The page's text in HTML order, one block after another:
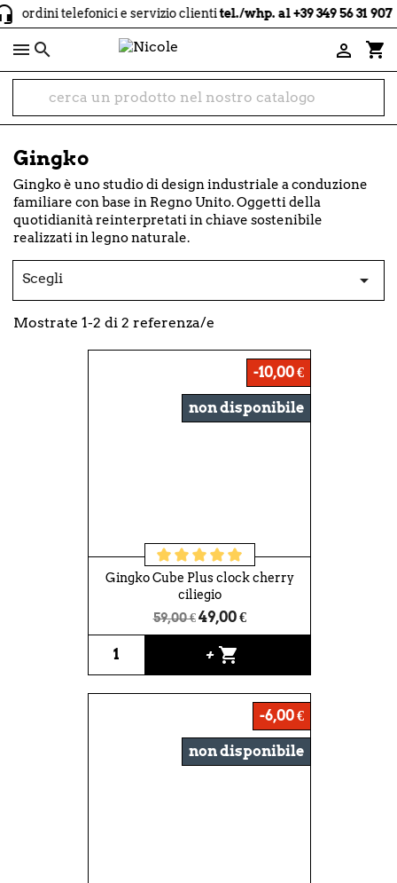
ordini telefonici e servizio clientitel./whp. al +39 349 56 31 907
 shopping_cart

Gingko
Gingko è uno studio di design industriale a conduzione
familiare con base in Regno Unito. Oggetti della
quotidianità reinterpretati in chiave sostenibile
realizzati in legno naturale.
Scegli 
Mostrate 1-2 di 2 referenza/e
Gingko Cube Plus clock cherry
ciliegio
59,00 € 49,00 €
+ shopping_cart
-10,00 €
non disponibile
-6,00 €
non disponibile